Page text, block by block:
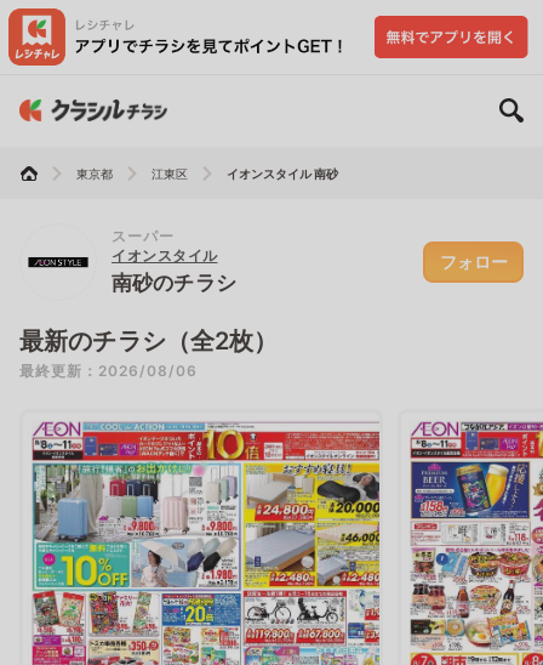
東京都 江東区 イオンスタイル 南砂
スーパー
イオンスタイル
南砂のチラシ
フォロー
最新のチラシ（全2枚）
最終更新：2026/08/06